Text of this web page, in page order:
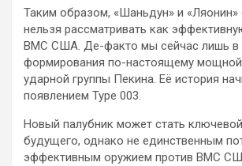
Таким образом, «Шаньдун» и «Ляонин»
нельзя рассматривать как
ВМС США. Де-факто мы сейчас лишь в
формирования по-настоящему мощной
ударной группы Пекина. Её история
появлением Type 003.
Новый палубник может стать
будущего, однако не единственным
эффективным оружием против ВМС